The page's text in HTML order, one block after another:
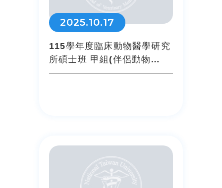
2025.10.17
115學年度臨床動物醫學研究
所碩士班 甲組(伴侶動物
6340) 甄試口試公告